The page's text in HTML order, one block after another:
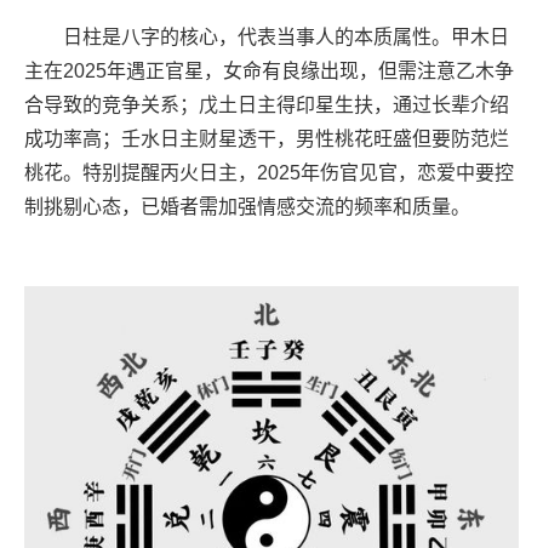
日柱是八字的核心，代表当事人的本质属性。甲木日
主在2025年遇正官星，女命有良缘出现，但需注意乙木争
合导致的竞争关系；戊土日主得印星生扶，通过长辈介绍
成功率高；壬水日主财星透干，男性桃花旺盛但要防范烂
桃花。特别提醒丙火日主，2025年伤官见官，恋爱中要控
制挑剔心态，已婚者需加强情感交流的频率和质量。